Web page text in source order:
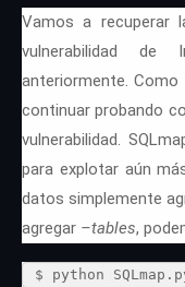
Vamos a recuperar
vulnerabilidad de
anteriormente.
continuar probando
vulnerabilidad.
para explotar aún
datos simplemente
agregar –tables,
$ python